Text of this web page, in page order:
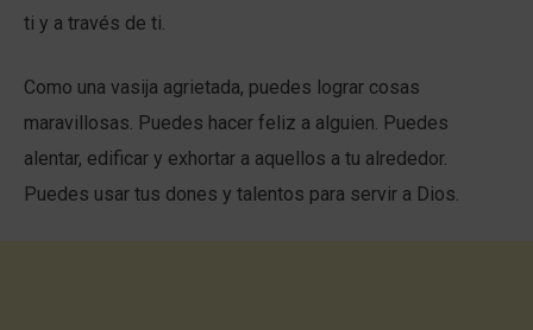
ti y a través de ti.
Como una vasija agrietada, puedes lograr cosas
maravillosas. Puedes hacer feliz a alguien. Puedes
alentar, edificar y exhortar a aquellos a tu alrededor.
Puedes usar tus dones y talentos para servir a Dios.